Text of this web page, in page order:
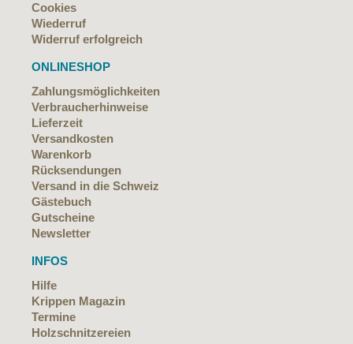
Cookies
Wiederruf
Widerruf erfolgreich
ONLINESHOP
Zahlungsmöglichkeiten
Verbraucherhinweise
Lieferzeit
Versandkosten
Warenkorb
Rücksendungen
Versand in die Schweiz
Gästebuch
Gutscheine
Newsletter
INFOS
Hilfe
Krippen Magazin
Termine
Holzschnitzereien